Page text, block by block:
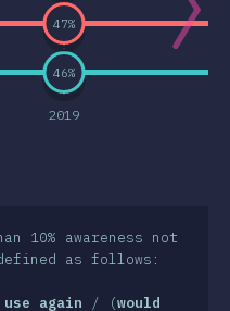
2019
46%
47%
10% awareness not
as follows:
use again / (would